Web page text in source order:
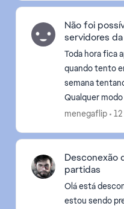
Não foi
servidores da
Toda hora fica
quando tento
semana
Qualquer
menegaflip
Desconexão
partidas
Olá está
estou sendo